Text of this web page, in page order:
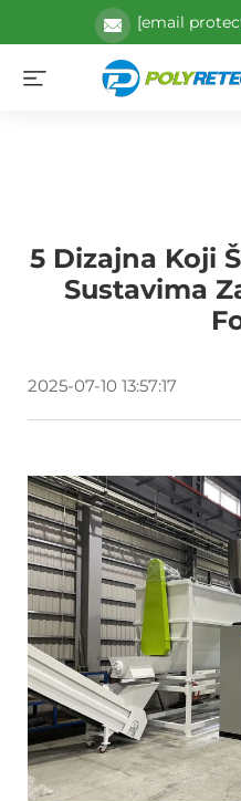
[email
5 Dizajna Koji
Sustavima
2025-07-10 13:57:17